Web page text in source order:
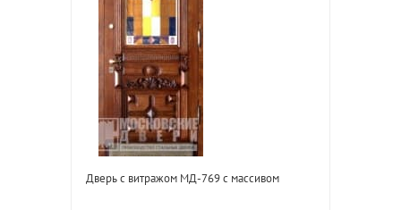
Дверь с витражом МД-769 с массивом